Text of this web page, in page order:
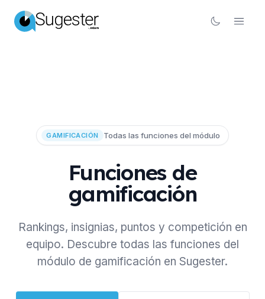
GAMIFICACIÓN Todas las funciones del módulo
Funciones de
gamificación
Rankings, insignias, puntos y competición en
equipo. Descubre todas las funciones del
módulo de gamificación en Sugester.